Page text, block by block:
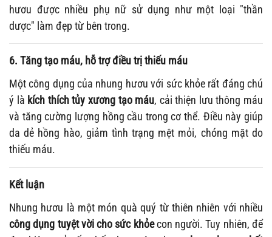
hươu được nhiều phụ nữ sử dụng như một loại "thần
dược" làm đẹp từ bên trong.
6. Tăng tạo máu, hỗ trợ điều trị thiếu máu
Một công dụng của nhung hươu với sức khỏe rất đáng chú
ý là kích thích tủy xương tạo máu, cải thiện lưu thông máu
và tăng cường lượng hồng cầu trong cơ thể. Điều này giúp
da dẻ hồng hào, giảm tình trạng mệt mỏi, chóng mặt do
thiếu máu.
Kết luận
Nhung hươu là một món quà quý từ thiên nhiên với nhiều
công dụng tuyệt vời cho sức khỏecon người. Tuy nhiên, để